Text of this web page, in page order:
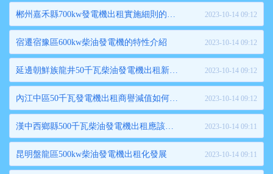
郴州嘉禾縣700kw發電機出租實施細則的通知 2023-10-14 09:12
宿遷宿豫區600kw柴油發電機的特性介紹 2023-10-14 09:12
延邊朝鮮族龍井50千瓦柴油發電機出租新聞品質 2023-10-14 09:12
內江中區50千瓦發電機出租商譽減值如何計算 2023-10-14 09:12
漢中西鄉縣500千瓦柴油發電機出租應該如何進行選購 2023-10-14 09:11
昆明盤龍區500kw柴油發電機出租化發展 2023-10-14 09:11